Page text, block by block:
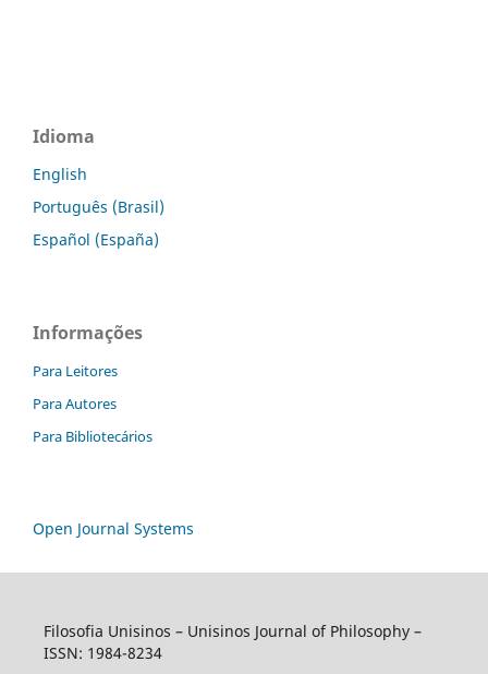
Idioma
English
Português (Brasil)
Español (España)
Informações
Para Leitores
Para Autores
Para Bibliotecários
Open Journal Systems
Filosofia Unisinos – Unisinos Journal of Philosophy –
ISSN: 1984-8234